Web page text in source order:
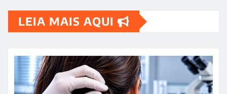
LEIA MAIS AQUI